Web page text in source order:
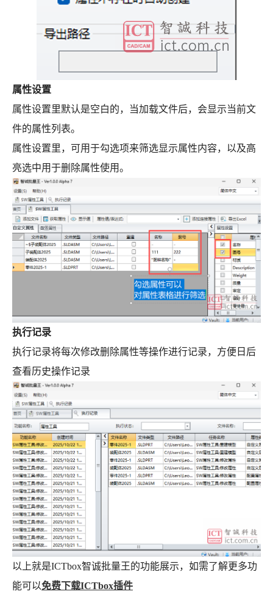
属性设置
属性设置里默认是空白的，当加载文件后，会显示当前文
件的属性列表。
属性设置里，可用于勾选项来筛选显示属性内容，以及高
亮选中用于删除属性使用。
执行记录
执行记录将每次修改删除属性等操作进行记录，方便日后
查看历史操作记录
以上就是ICTbox智诚批量王的功能展示，如需了解更多功
能可以免费下载ICTbox插件